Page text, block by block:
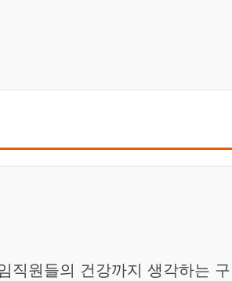
직원들의 건강까지 생각하는 구